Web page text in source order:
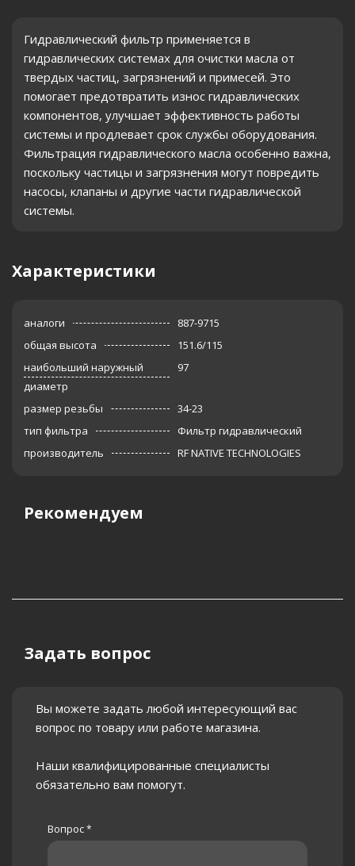
Гидравлический фильтр применяется в
гидравлических системах для очистки масла от
твердых частиц, загрязнений и примесей. Это
помогает предотвратить износ гидравлических
компонентов, улучшает эффективность работы
системы и продлевает срок службы оборудования.
Фильтрация гидравлического масла особенно важна,
поскольку частицы и загрязнения могут повредить
насосы, клапаны и другие части гидравлической
системы.
Характеристики
аналоги
887-9715
общая высота
151.6/115
наибольший наружный
диаметр
97
размер резьбы
34-23
тип фильтра
Фильтр гидравлический
производитель
RF NATIVE TECHNOLOGIES
Рекомендуем
Задать вопрос
Вы можете задать любой интересующий вас
вопрос по товару или работе магазина.
Наши квалифицированные специалисты
обязательно вам помогут.
Вопрос*